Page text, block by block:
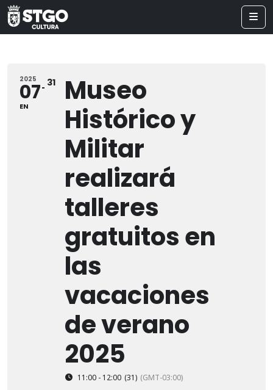
2025
07
EN
31
Museo
Histórico y
Militar
realizará
talleres
gratuitos en
las
vacaciones
de verano
2025
11:00 - 12:00 (31) (GMT-03:00)